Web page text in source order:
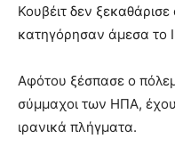
Κουβέιτ δεν
κατηγόρησαν άμεσα το
Αφότου ξέσπασε ο
σύμμαχοι των ΗΠΑ,
ιρανικά πλήγματα.